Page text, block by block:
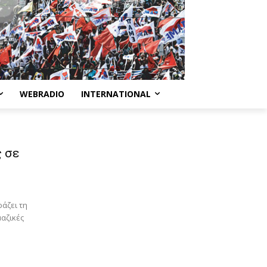
WEBRADIO INTERNATIONAL
σε
τη